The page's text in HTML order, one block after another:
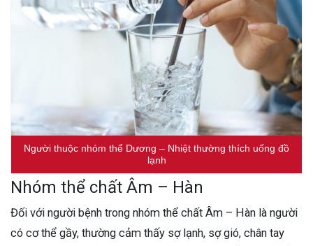
Người thuộc nhóm thể Dương – Nhiệt thường thích uống đồ
lạnh
Nhóm thể chất Âm – Hàn
Đối với người bệnh trong nhóm thể chất Âm – Hàn là người
có cơ thể gầy, thường cảm thấy sợ lạnh, sợ gió, chân tay